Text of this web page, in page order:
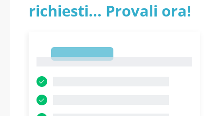
richiesti... Provali ora!